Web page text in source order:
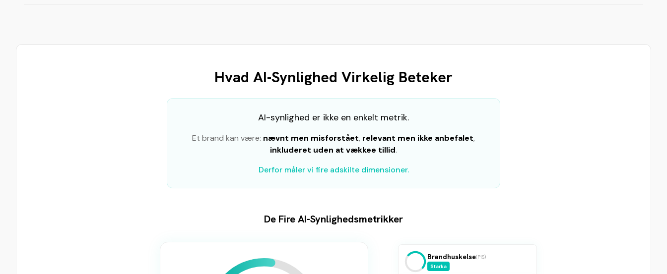
Hvad AI-Synlighed Virkelig Beteker
AI-synlighed er ikke en enkelt metrik.
Et brand kan være: nævnt men misforstået, relevant men ikke anbefalet,
inkluderet uden at vækkee tillid.
Derfor måler vi fire adskilte dimensioner.
De Fire AI-Synlighedsmetrikker
Brandhuskelse(PIS)
Starka